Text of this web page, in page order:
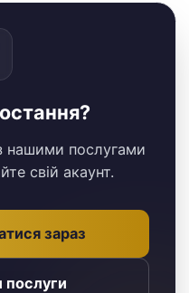
нашими послугами
свій акаунт.
зараз
послуги